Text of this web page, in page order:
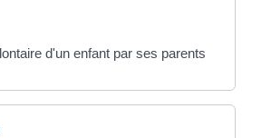
d'un enfant par ses parents